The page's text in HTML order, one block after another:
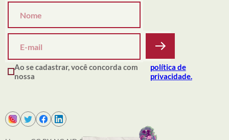
Ao se cadastrar, você concorda com
nossa
política de
privacidade.